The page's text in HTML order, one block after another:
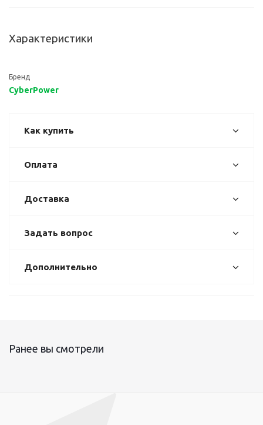
Характеристики
Бренд
CyberPower
Как купить
Оплата
Доставка
Задать вопрос
Дополнительно
Ранее вы смотрели